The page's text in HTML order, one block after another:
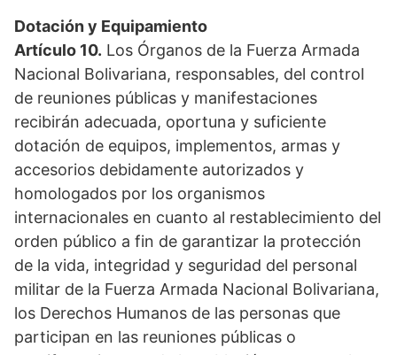
Dotación y Equipamiento
Artículo 10. Los Órganos de la Fuerza Armada
Nacional Bolivariana, responsables, del control
de reuniones públicas y manifestaciones
recibirán adecuada, oportuna y suficiente
dotación de equipos, implementos, armas y
accesorios debidamente autorizados y
homologados por los organismos
internacionales en cuanto al restablecimiento del
orden público a fin de garantizar la protección
de la vida, integridad y seguridad del personal
militar de la Fuerza Armada Nacional Bolivariana,
los Derechos Humanos de las personas que
participan en las reuniones públicas o